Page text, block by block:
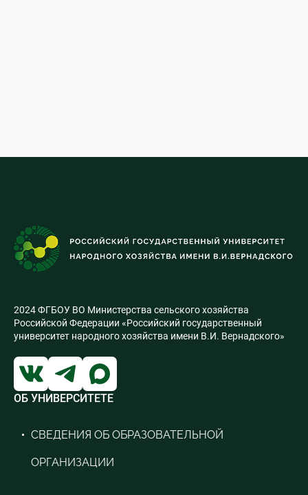
2024 ФГБОУ ВО Министерства сельского хозяйства
Российской Федерации «Российский государственный
университет народного хозяйства имени В.И. Вернадского»
ОБ УНИВЕРСИТЕТЕ
СВЕДЕНИЯ ОБ ОБРАЗОВАТЕЛЬНОЙ
ОРГАНИЗАЦИИ